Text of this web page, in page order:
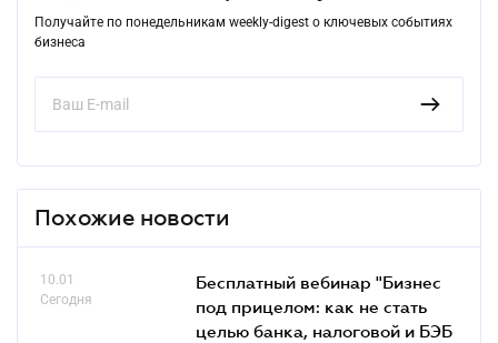
Получайте по понедельникам weekly-digest о ключевых событиях
бизнеса
Похожие новости
10.01
Сегодня
Бесплатный вебинар "Бизнес
под прицелом: как не стать
целью банка, налоговой и БЭБ